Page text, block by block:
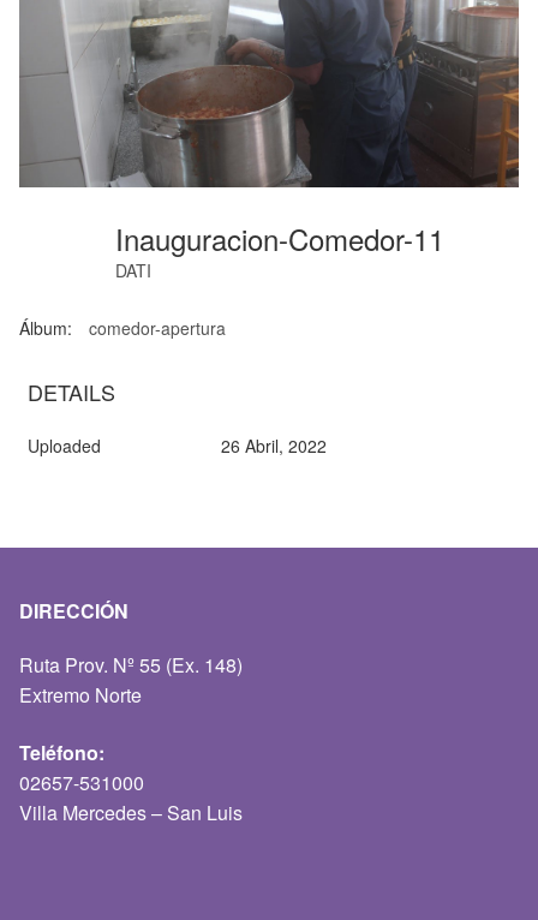
Inauguracion-Comedor-11
DATI
Álbum: comedor-apertura
DETAILS
Uploaded 26 Abril, 2022
DIRECCIÓN
Ruta Prov. Nº 55 (Ex. 148)
Extremo Norte
Teléfono:
02657-531000
Villa Mercedes – San Luis